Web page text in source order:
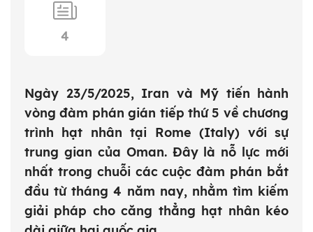
4
Ngày 23/5/2025, Iran và Mỹ tiến hành
vòng đàm phán gián tiếp thứ 5 về chương
trình hạt nhân tại Rome (Italy) với sự
trung gian của Oman. Đây là nỗ lực mới
nhất trong chuỗi các cuộc đàm phán bắt
đầu từ tháng 4 năm nay, nhằm tìm kiếm
giải pháp cho căng thẳng hạt nhân kéo